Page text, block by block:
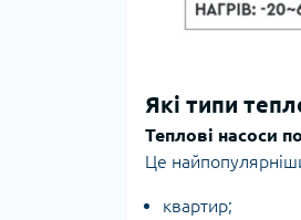
Які типи
Теплові насоси
Це
квартир;